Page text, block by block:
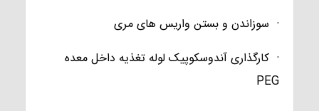
· سوزاندن و بستن واریس های مری
· کارگذاری آندوسکوپیک لوله تغذیه داخل معده
PEG